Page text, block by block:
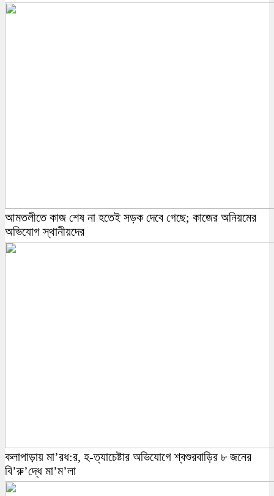
আমতলীতে কাজ শেষ না হতেই সড়ক দেবে গেছে; কাজের অনিয়মের
অভিযোগ স্থানীয়দের
কলাপাড়ায় মা’রধ:র, হ-ত্যাচেষ্টার অভিযোগে শ্বশুরবাড়ির ৮ জনের
বি’রু’দ্ধে মা’ম’লা